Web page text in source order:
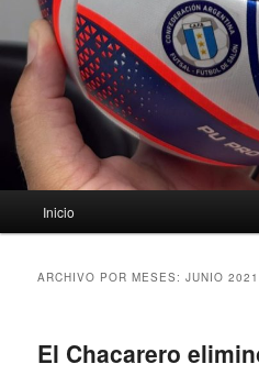
Inicio
ARCHIVO POR MESES:JUNIO 2021
El Chacarero